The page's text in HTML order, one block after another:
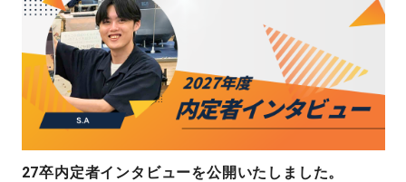
27卒内定者インタビューを公開いたしました。